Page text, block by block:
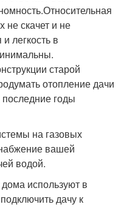
не скачет и не
легкость в
старой
отопление дачи
годы
на газовых
вашей
водой.
используют в
дачу к